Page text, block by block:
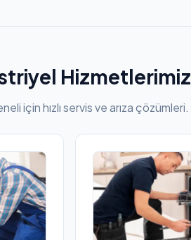
Hizmetlerimiz
için hızlı servis ve arıza çözümleri.